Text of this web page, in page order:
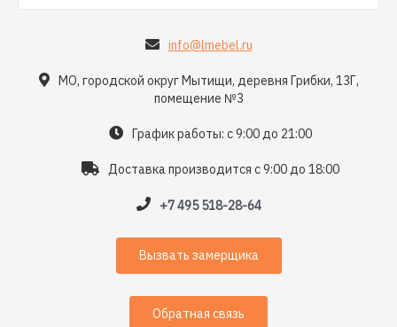
info@lmebel.ru
МО, городской округ Мытищи, деревня Грибки, 13Г,
помещение №3
График работы: с 9:00 до 21:00
Доставка производится с 9:00 до 18:00
+7 495 518-28-64
Вызвать замерщика
Обратная связь